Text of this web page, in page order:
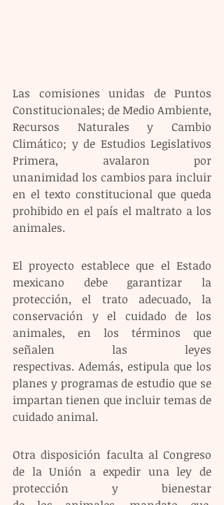
Las comisiones unidas de Puntos
Constitucionales; de Medio Ambiente,
Recursos Naturales y Cambio
Climático; y de Estudios Legislativos
Primera, avalaron por
unanimidad los cambios para incluir
en el texto constitucional que queda
prohibido en el país el maltrato a los
animales.
El proyecto establece que el Estado
mexicano debe garantizar la
protección, el trato adecuado, la
conservación y el cuidado de los
animales, en los términos que
señalen las leyes
respectivas. Además, estipula que los
planes y programas de estudio que se
impartan tienen que incluir temas de
cuidado animal.
Otra disposición faculta al Congreso
de la Unión a expedir una ley de
protección y bienestar